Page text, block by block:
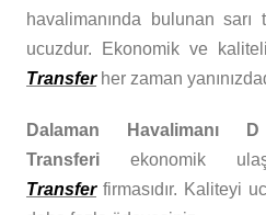
havalimanında bulunan
ucuzdur. Ekonomik ve
Transferher zaman
Dalaman
Transferi ekonomik
Transferfirmasıdır. Kaliteyi